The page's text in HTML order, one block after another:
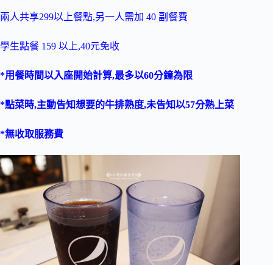
兩人共享299以上餐點,另一人需加 40 副餐費
學生點餐 159 以上,40元免收
*用餐時間以入座開始計算,最多以60分鐘為限
*點菜時,主動告知想要的牛排熟度,未告知以57分熟上菜
*無收取服務費